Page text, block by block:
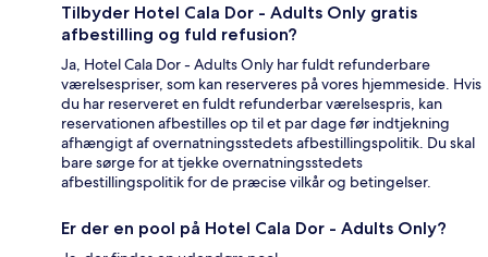
Tilbyder Hotel Cala Dor - Adults Only gratis
afbestilling og fuld refusion?
Ja, Hotel Cala Dor - Adults Only har fuldt refunderbare
værelsespriser, som kan reserveres på vores hjemmeside. Hvis
du har reserveret en fuldt refunderbar værelsespris, kan
reservationen afbestilles op til et par dage før indtjekning
afhængigt af overnatningsstedets afbestillingspolitik. Du skal
bare sørge for at tjekke overnatningsstedets
afbestillingspolitik for de præcise vilkår og betingelser.
Er der en pool på Hotel Cala Dor - Adults Only?